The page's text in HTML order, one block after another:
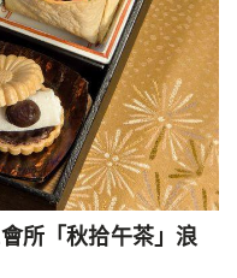
所「秋拾午茶」浪